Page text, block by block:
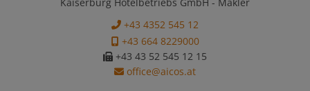
+43 4352 545 12
+43 664 8229000
+43 43 52 545 12 15
office@aicos.at